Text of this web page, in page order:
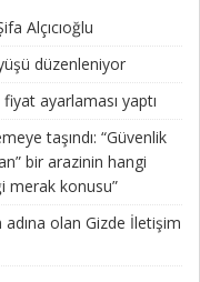
Alçıcıoğlu
düzenleniyor
ayarlaması yaptı
taşındı: “Güvenlik
bir arazinin hangi
merak konusu”
adına olan Gizde İletişim